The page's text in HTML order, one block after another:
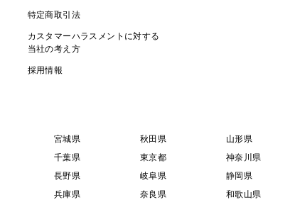
特定商取引法
カスタマーハラスメントに対する
当社の考え方
採用情報
宮城県 秋田県 山形県
千葉県 東京都 神奈川県
長野県 岐阜県 静岡県
兵庫県 奈良県 和歌山県